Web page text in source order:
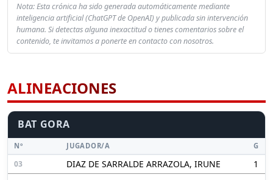
Nota: Esta crónica ha sido generada automáticamente mediante
inteligencia artificial (ChatGPT de OpenAI) y publicada sin intervención
humana. Si detectas alguna inexactitud o tienes comentarios sobre el
contenido, te invitamos a ponerte en contacto con nosotros.
ALINEACIONES
BAT GORA
Nº JUGADOR/A G
03 DIAZ DE SARRALDE ARRAZOLA, IRUNE 1